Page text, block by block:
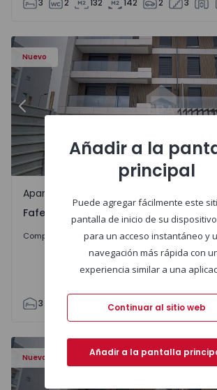
3 2 132 142 2 3
Nuevo
Anterior
Fafe, Braga
Apartamento
Fafe, Braga
Comprar 325.800 €
3 305 2
Nuevo
Añadir a la
principal
Puede agregar fácilmente este
pantalla de inicio de su
para un acceso instantáneo y
navegación más rápida con
experiencia similar a una
Continuar al sitio web
Añadir a la pantalla